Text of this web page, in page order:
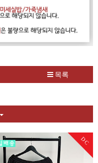
목록
DC